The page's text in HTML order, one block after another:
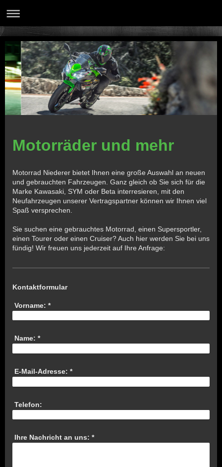
Motorräder und mehr
Motorrad Niederer bietet Ihnen eine große Auswahl an neuen
und gebrauchten Fahrzeugen. Ganz gleich ob Sie sich für die
Marke Kawasaki, SYM oder Beta interresieren, mit den
Neufahrzeugen unserer Vertragspartner können wir Ihnen viel
Spaß versprechen.
Sie suchen eine gebrauchtes Motorrad, einen Supersportler,
einen Tourer oder einen Cruiser? Auch hier werden Sie bei uns
fündig! Wir freuen uns jederzeit auf Ihre Anfrage:
Kontaktformular
Vorname: *
Name: *
E-Mail-Adresse: *
Telefon:
Ihre Nachricht an uns: *